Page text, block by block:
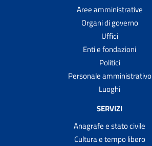
Aree amministrative
Organi di governo
Uffici
Enti e fondazioni
Politici
Personale amministrativo
Luoghi
SERVIZI
Anagrafe e stato civile
Cultura e tempo libero